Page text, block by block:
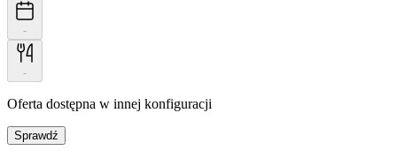
-
-
Oferta dostępna w innej konfiguracji
Sprawdź